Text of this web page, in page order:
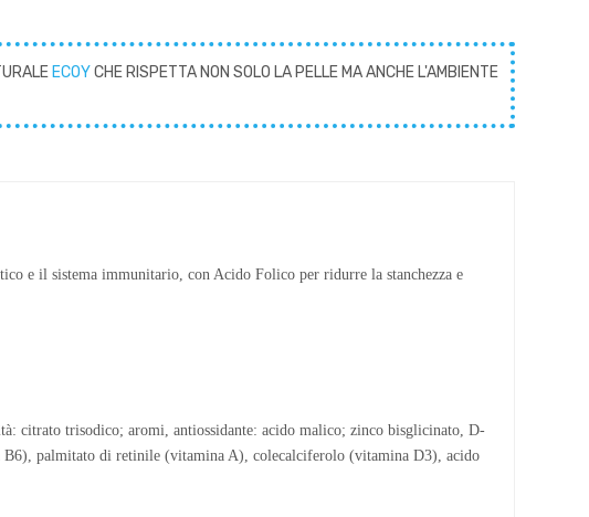
ECOYCHE RISPETTA NON SOLO LA PELLE MA ANCHE L'AMBIENTE
e il sistema immunitario, con Acido Folico per ridurre la stanchezza e
citrato trisodico; aromi, antiossidante: acido malico; zinco bisglicinato, D-
palmitato di retinile (vitamina A), colecalciferolo (vitamina D3), acido